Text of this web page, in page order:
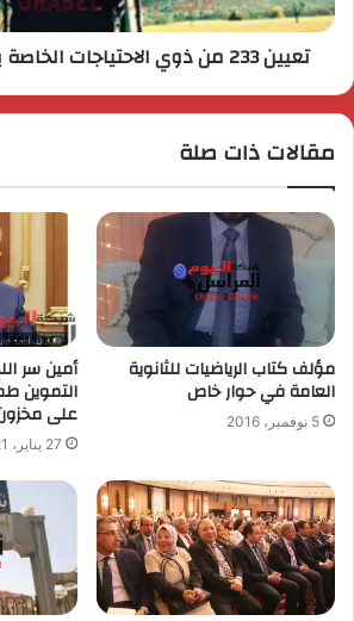
تعيين 233 من ذوي الاحتياجات الخاصة بمحافظة الفيوم
مقالات ذات صلة
مؤلف كتاب الرياضيات للثانوية
العامة في حوار خاص
5 نوفمبر، 2016
أمين سر
التموين
على مخزون
27 يناير، 2021